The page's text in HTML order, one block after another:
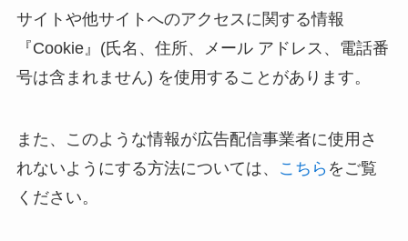
サイトや他サイトへのアクセスに関する情報
『Cookie』(氏名、住所、メール アドレス、電話番
号は含まれません) を使用することがあります。
また、このような情報が広告配信事業者に使用さ
れないようにする方法については、
こちら をご覧
ください。